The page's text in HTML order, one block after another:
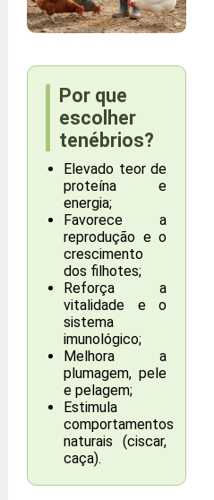
Por que
escolher
tenébrios?
Elevado teor de
proteína e
energia;
Favorece a
reprodução e o
crescimento
dos filhotes;
Reforça a
vitalidade e o
sistema
imunológico;
Melhora a
plumagem, pele
e pelagem;
Estimula
comportamentos
naturais (ciscar,
caça).